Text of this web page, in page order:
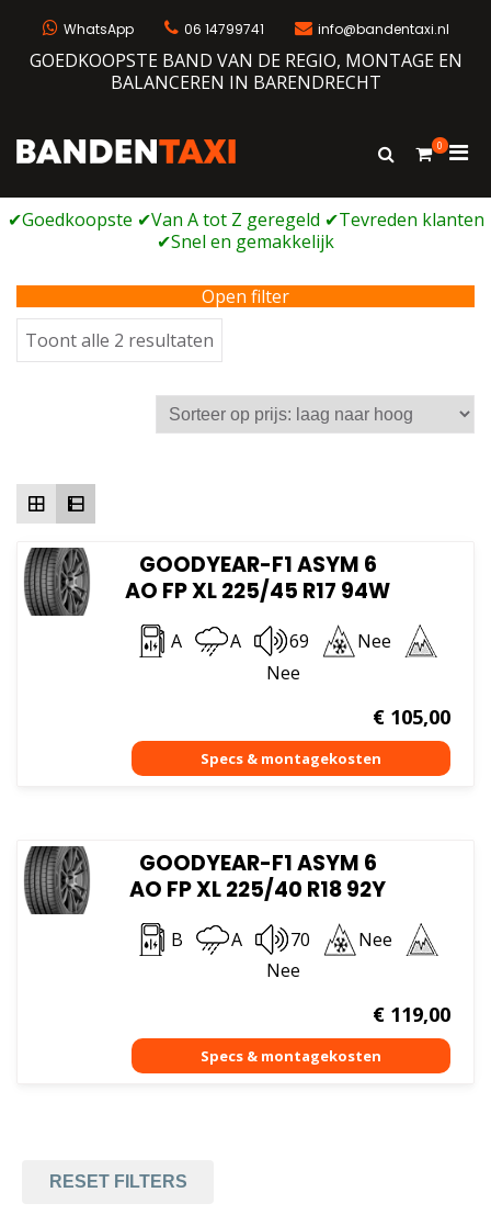
WhatsApp 06 14799741 info@bandentaxi.nl
GOEDKOOPSTE BAND VAN DE REGIO, MONTAGE EN
BALANCEREN IN BARENDRECHT
Bandengarage met eigen webshop
Toon
0
voor
Open filter
Toont alle 2 resultaten
op
prijs:
laag
GOODYEAR-F1 ASYM 6
AO FP XL 225/45 R17 94W
A A 69
Nee
Nee
€105,00
GOODYEAR-F1 ASYM 6
AO FP XL 225/40 R18 92Y
B A 70
Nee
Nee
€119,00
RESET FILTERS